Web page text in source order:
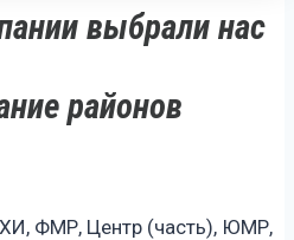
выбрали нас
районов
ФМР, Центр (часть), ЮМР,